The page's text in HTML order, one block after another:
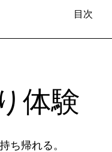
目次
中國（繁體）
の
体験
ち帰れる。